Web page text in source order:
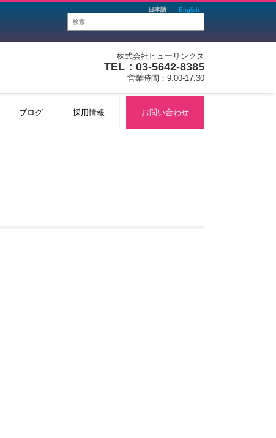
日本語 English
株式会社ヒューリンクス
TEL：03-5642-8385
営業時間：9:00-17:30
ブログ 採用情報 お問い合わせ